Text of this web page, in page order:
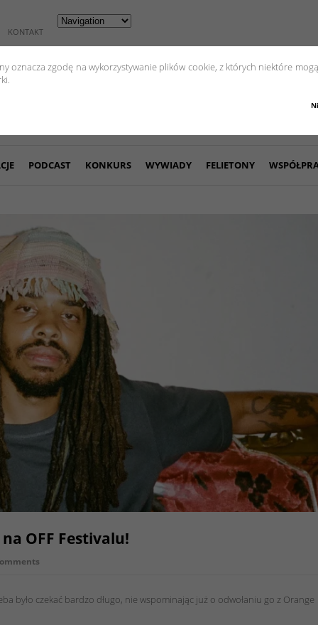
oznacza zgodę na wykorzystywanie plików cookie, z których niektóre
KONTAKT
PODCAST KONKURS WYWIADY FELIETONY
OFF Festivalu!
było czekać bardzo długo, nie wspominając już o odwołaniu go z Orange